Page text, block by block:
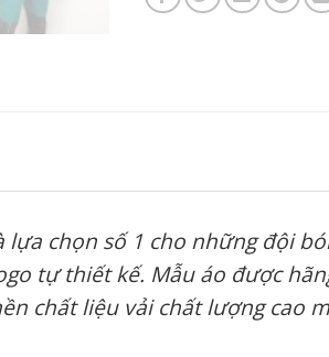
chọn số 1 cho những đội
tự thiết kế. Mẫu áo được
chất liệu vải chất lượng cao